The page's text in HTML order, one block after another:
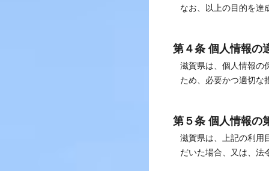
なお、以上の目的を達
第４条 個人情報の
滋賀県は、個人情報の
ため、必要かつ適切な
第５条 個人情報の
滋賀県は、上記の利用
だいた場合、又は、法